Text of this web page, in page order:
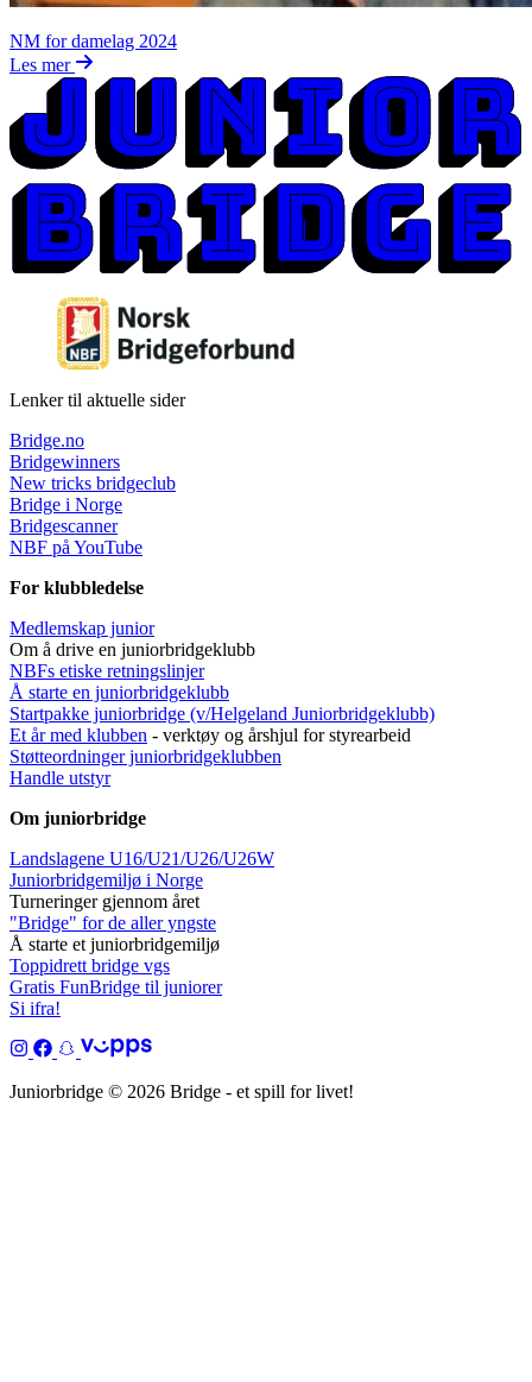
NM for damelag 2024
Les mer
Lenker til aktuelle sider
Bridge.no
Bridgewinners
New tricks bridgeclub
Bridge i Norge
Bridgescanner
NBF på YouTube
For klubbledelse
Medlemskap junior
Om å drive en juniorbridgeklubb
NBFs etiske retningslinjer
Å starte en juniorbridgeklubb
Startpakke juniorbridge (v/Helgeland Juniorbridgeklubb)
Et år med klubben - verktøy og årshjul for styrearbeid
Støtteordninger juniorbridgeklubben
Handle utstyr
Om juniorbridge
Landslagene U16/U21/U26/U26W
Juniorbridgemiljø i Norge
Turneringer gjennom året
"Bridge" for de aller yngste
Å starte et juniorbridgemiljø
Toppidrett bridge vgs
Gratis FunBridge til juniorer
Si ifra!
Juniorbridge © 2026 Bridge - et spill for livet!